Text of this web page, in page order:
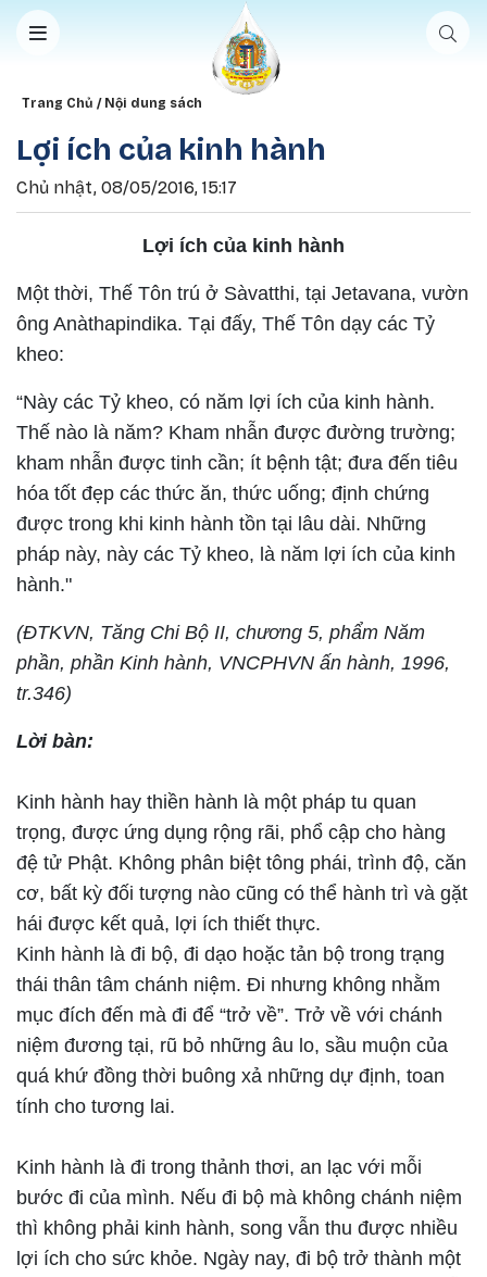
Nhảy đến nội dung
Breadcrumb
Trang Chủ Nội dung sách
Lợi ích của kinh hành
Chủ nhật, 08/05/2016, 15:17
Lợi ích của kinh hành
Một thời, Thế Tôn trú ở Sàvatthi, tại Jetavana, vườn
ông Anàthapindika. Tại đấy, Thế Tôn dạy các Tỷ
kheo:
“Này các Tỷ kheo, có năm lợi ích của kinh hành.
Thế nào là năm? Kham nhẫn được đường trường;
kham nhẫn được tinh cần; ít bệnh tật; đưa đến tiêu
hóa tốt đẹp các thức ăn, thức uống; định chứng
được trong khi kinh hành tồn tại lâu dài. Những
pháp này, này các Tỷ kheo, là năm lợi ích của kinh
hành."
(ĐTKVN, Tăng Chi Bộ II, chương 5, phẩm Năm
phần, phần Kinh hành, VNCPHVN ấn hành, 1996,
tr.346)
Lời bàn:
Kinh hành hay thiền hành là một pháp tu quan
trọng, được ứng dụng rộng rãi, phổ cập cho hàng
đệ tử Phật. Không phân biệt tông phái, trình độ, căn
cơ, bất kỳ đối tượng nào cũng có thể hành trì và gặt
hái được kết quả, lợi ích thiết thực.
Kinh hành là đi bộ, đi dạo hoặc tản bộ trong trạng
thái thân tâm chánh niệm. Đi nhưng không nhằm
mục đích đến mà đi để “trở về”. Trở về với chánh
niệm đương tại, rũ bỏ những âu lo, sầu muộn của
quá khứ đồng thời buông xả những dự định, toan
tính cho tương lai.
Kinh hành là đi trong thảnh thơi, an lạc với mỗi
bước đi của mình. Nếu đi bộ mà không chánh niệm
thì không phải kinh hành, song vẫn thu được nhiều
lợi ích cho sức khỏe. Ngày nay, đi bộ trở thành một